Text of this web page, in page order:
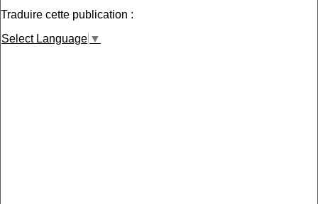
Traduire cette publication :
Select Language ▼